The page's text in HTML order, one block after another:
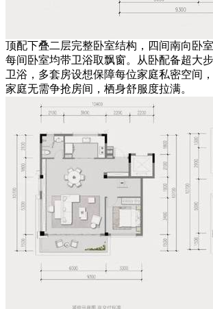
顶配下叠二层完整卧室结构，四间南向卧
每间卧室均带卫浴取飘窗。从卧配备超大
卫浴，多套房设想保障每位家庭私密空间
家庭无需争抢房间，栖身舒服度拉满。